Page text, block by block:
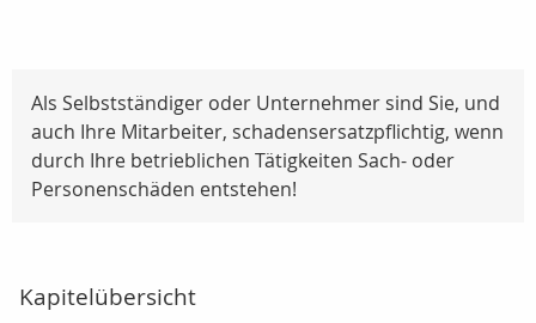
Als Selbstständiger oder Unternehmer sind Sie, und
auch Ihre Mitarbeiter, schadensersatzpflichtig, wenn
durch Ihre betrieblichen Tätigkeiten Sach- oder
Personenschäden entstehen!
Kapitelübersicht